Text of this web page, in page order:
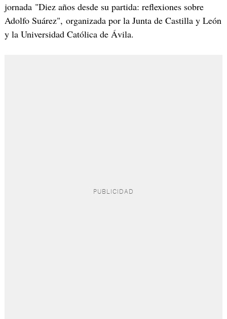
jornada "Diez años desde su partida: reflexiones sobre
Adolfo Suárez", organizada por la Junta de Castilla y León
y la Universidad Católica de Ávila.